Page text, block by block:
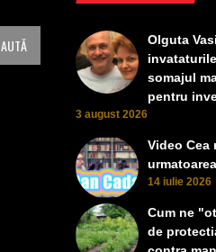
Olguta
somajul
pentru
3 august 2026
Video Cea
14 iulie 2026
Cum ne
de